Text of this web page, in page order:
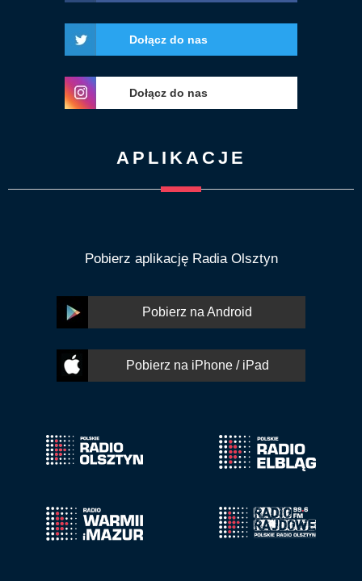
Dołącz do nas
Dołącz do nas
APLIKACJE
Pobierz aplikację Radia Olsztyn
Pobierz na Android
Pobierz na iPhone / iPad